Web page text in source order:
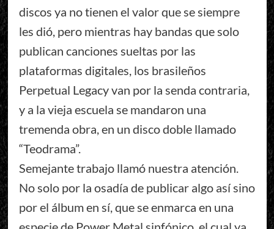
discos ya no tienen el valor que se siempre
les dió, pero mientras hay bandas que solo
publican canciones sueltas por las
plataformas digitales, los brasileños
Perpetual Legacy van por la senda contraria,
y a la vieja escuela se mandaron una
tremenda obra, en un disco doble llamado
“Teodrama”.
Semejante trabajo llamó nuestra atención.
No solo por la osadía de publicar algo así sino
por el álbum en sí, que se enmarca en una